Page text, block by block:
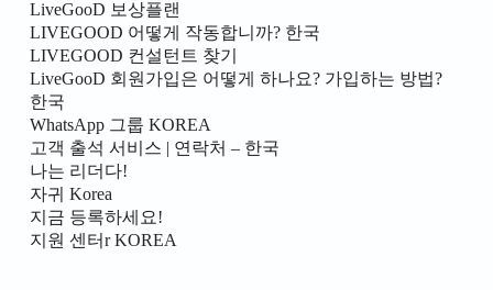
LiveGooD 보상플랜
LIVEGOOD 어떻게 작동합니까? 한국
LIVEGOOD 컨설턴트 찾기
LiveGooD 회원가입은 어떻게 하나요? 가입하는 방법?
한국
WhatsApp 그룹 KOREA
고객 출석 서비스 | 연락처 – 한국
나는 리더다!
자귀 Korea
지금 등록하세요!
지원 센터r KOREA